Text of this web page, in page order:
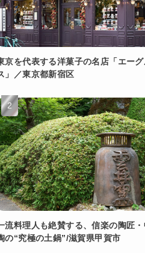
京を代表する洋菓子の名店「エー
」／東京都新宿区
流料理人も絶賛する、信楽の陶匠・
の“究極の土鍋”/滋賀県甲賀市